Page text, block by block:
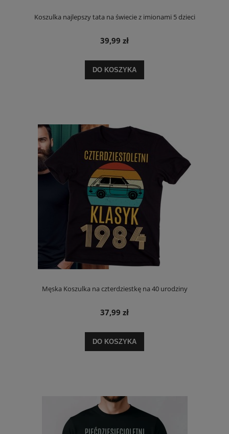
Koszulka najlepszy tata na świecie z imionami 5 dzieci
39,99 zł
DO KOSZYKA
Męska Koszulka na czterdziestkę na 40 urodziny
37,99 zł
DO KOSZYKA